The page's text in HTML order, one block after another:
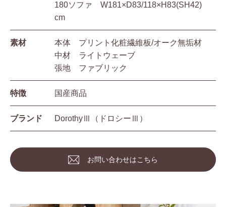
180ソファ W181×D83/118×H83(SH42)
cm
素材
本体 プリント化粧繊維板/オーク無垢材
中材 ライトウェーブ
張地 ファブリック
特徴 国産商品
ブランド DorothyⅢ（ドロシーⅢ）
お問い合わせはこちら